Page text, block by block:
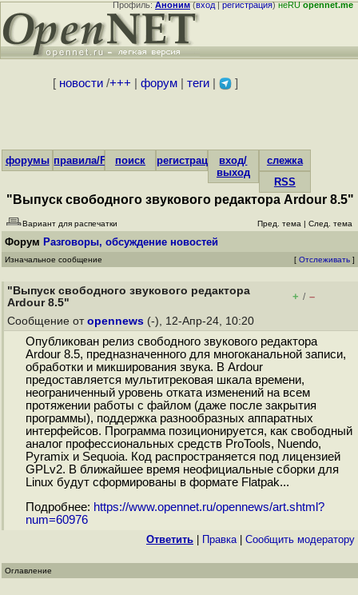
Профиль:Аноним(вход|регистрация)неRUopennet.me
[ новости/+++ форум| теги| ]
форумы правила/FAQпоиск регистрациявход/
выход
слежка
RSS
"Выпуск свободного звукового редактора Ardour 8.5"
Вариант для распечатки Пред. тема | След. тема
Форум Разговоры, обсуждение новостей
Изначальное сообщение [ Отслеживать ]
"Выпуск свободного звукового редактора
Ardour 8.5"
+ / –
Сообщение от opennews (-), 12-Апр-24, 10:20
Опубликован релиз свободного звукового редактора
Ardour 8.5, предназначенного для многоканальной записи,
обработки и микширования звука. В Ardour
предоставляется мультитрековая шкала времени,
неограниченный уровень отката изменений на всем
протяжении работы с файлом (даже после закрытия
программы), поддержка разнообразных аппаратных
интерфейсов. Программа позиционируется, как свободный
аналог профессиональных средств ProTools, Nuendo,
Pyramix и Sequoia. Код распространяется под лицензией
GPLv2. В ближайшее время неофициальные сборки для
Linux будут сформированы в формате Flatpak...
Подробнее: https://www.opennet.ru/opennews/art.shtml?
num=60976
Ответить Правка| Cообщить модератору
Оглавление